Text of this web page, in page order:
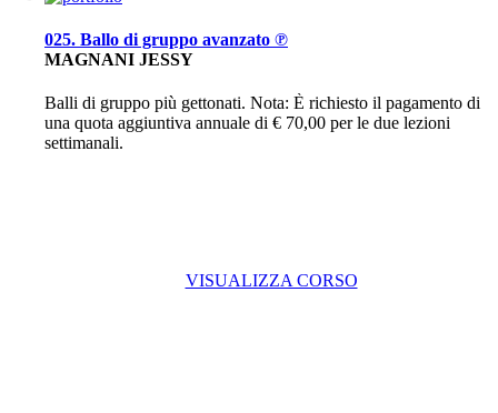
025. Ballo di gruppo avanzato ℗
MAGNANI JESSY
Balli di gruppo più gettonati. Nota: È richiesto il pagamento di
una quota aggiuntiva annuale di € 70,00 per le due lezioni
settimanali.
VISUALIZZA CORSO